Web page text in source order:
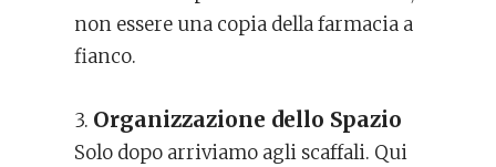
non essere una copia della farmacia a
fianco.
3. Organizzazione dello Spazio
Solo dopo arriviamo agli scaffali. Qui